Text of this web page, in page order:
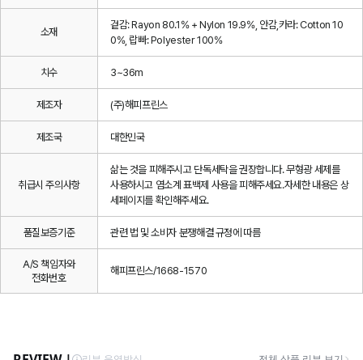
소재
겉감: Rayon 80.1% + Nylon 19.9%, 안감,카라: Cotton 10
0%, 랍빠: Polyester 100%
치수 3~36m
제조자 (주)해피프린스
제조국 대한민국
취급시 주의사항
삶는 것을 피해주시고 단독세탁을 권장합니다. 무형광 세제를
사용하시고 염소계 표백제 사용을 피해주세요.자세한 내용은 상
세페이지를 확인해주세요.
품질보증기준 관련 법 및 소비자 분쟁해결 규정에 따름
A/S 책임자와
전화번호
해피프린스/1668-1570